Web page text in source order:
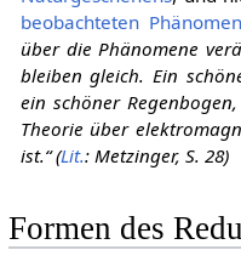
beobachteten
über die Phänomene
bleiben gleich. Ein
ein schöner
Theorie über
ist.“ (Lit.: Metzinger, S. 28)
Formen des